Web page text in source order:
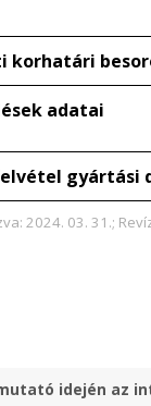
korhatári
adatai
gyártási
2024. 03. 31.;
idején az